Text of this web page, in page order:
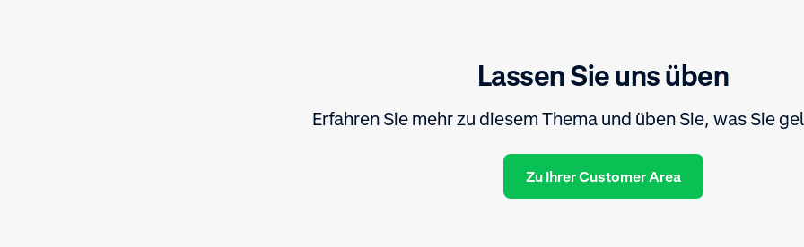
Lassen Sie uns üben
Erfahren Sie mehr zu diesem Thema und üben Sie, was Sie
Zu Ihrer Customer Area